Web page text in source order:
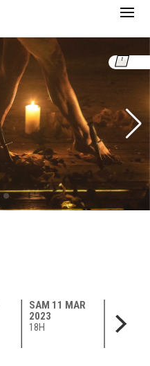
SAM 11 MAR
2023
18H
2023
18H